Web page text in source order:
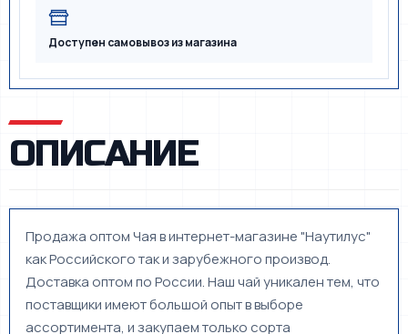
Доступен самовывоз из магазина
ОПИСАНИЕ
Продажа оптом Чая в интернет-магазине "Наутилус"
как Российского так и зарубежного производ.
Доставка оптом по России. Наш чай уникален тем, что
поставщики имеют большой опыт в выборе
ассортимента, и закупаем только сорта